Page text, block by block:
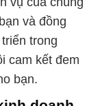
và đồng
trong
cam kết đem
bạn.